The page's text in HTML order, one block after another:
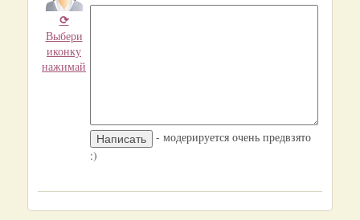
⟳
Выбери
иконку
нажимай
- модерируется очень предвзято
:)